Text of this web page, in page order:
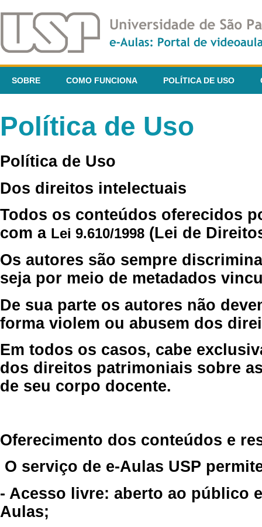
SOBRE COMO FUNCIONA POLÍTICA DE USO
Política de Uso
Política de Uso
Dos direitos intelectuais
Todos os conteúdos oferecidos
com a Lei 9.610/1998 (Lei de
Os autores são sempre
seja por meio de metadados
De sua parte os autores não
forma violem ou abusem dos
Em todos os casos, cabe
dos direitos patrimoniais sobre
de seu corpo docente.
Oferecimento dos conteúdos e
O serviço de e-Aulas USP
- Acesso livre: aberto ao público
Aulas;